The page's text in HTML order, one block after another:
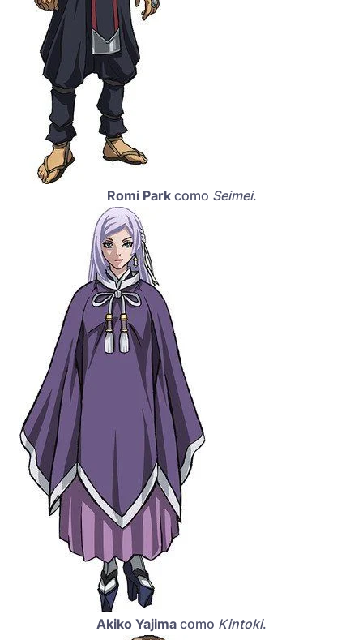
Romi Parkcomo Seimei.
Akiko Yajima como Kintoki.